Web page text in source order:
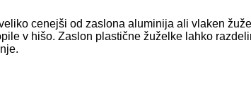
cenejši od zaslona aluminija ali vlaken
v hišo. Zaslon plastične žuželke lahko